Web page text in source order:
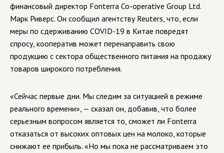
финансовый директор Fonterra Co-operative Group Ltd.
Марк Риверс. Он сообщил агентству Reuters, что, если
меры по сдерживанию COVID-19 в Китае повредят
спросу, кооператив может перенаправить свою
продукцию с сектора общественного питания на продажу
товаров широкого потребления.
«Сейчас первые дни. Мы следим за ситуацией в режиме
реального времени», — сказал он, добавив, что более
серьезным вопросом является то, сможет ли Fonterra
отказаться от высоких оптовых цен на молоко, которые
снижают ее прибыль. «Но мы пока не рассматриваем это